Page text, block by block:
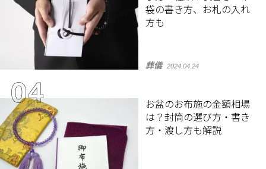
袋の書き方、お札の入れ
方も
葬儀 2024.04.24
お盆のお布施の金額相場
は？封筒の選び方・書き
方・渡し方も解説